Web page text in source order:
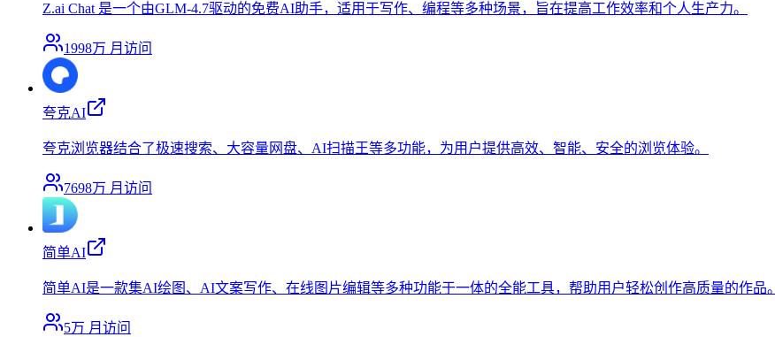
Z.ai Chat 是一个由GLM-4.7驱动的免费AI助手，适用于写作、编程等多种场景，旨在提高工作效率和个人生产力。
1998万 月访问
夸克AI
夸克浏览器结合了极速搜索、大容量网盘、AI扫描王等多功能，为用户提供高效、智能、安全的浏览体验。
7698万 月访问
简单AI
简单AI是一款集AI绘图、AI文案写作、在线图片编辑等多种功能于一体的全能工具，帮助用户轻松创作高质量的作品。
5万 月访问